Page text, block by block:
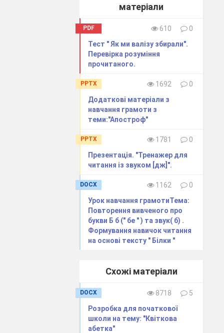
матеріали
PDF 610
0
Тест " Як ми валізу збирали".
Перевірка розуміння
прочитаного.
PPTX 1692
0
Додаткові матеріали з
навчання грамоти з
теми:"Апостроф"
PPTX 1781
0
Презентація. "Тренажер для
читання із звуком [дж]".
DOCX 1162
0
Урок навчання грамотиТема:
Повторення вивченого про
букви Б б (" бе " ) та звук( б) .
Формування навичок читання
на основі тексту " Білки "
Схожі матеріали
DOCX 8718
5
Розробка для початкової
школи на тему: "Квіткова
абетка"